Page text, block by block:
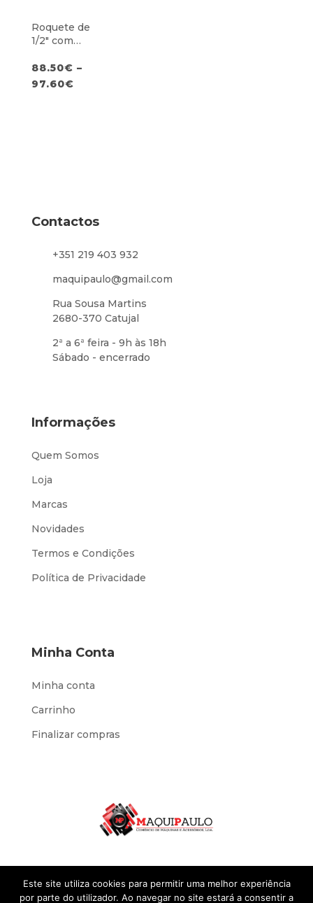
Roquete de
1/2″ com
Articulada de
285/460mm
88.50€ –
97.60€
Contactos
+351 219 403 932
maquipaulo@gmail.com
Rua Sousa Martins
2680-370 Catujal
2ª a 6ª feira - 9h às 18h
Sábado - encerrado
Informações
Quem Somos
Loja
Marcas
Novidades
Termos e Condições
Política de Privacidade
Minha Conta
Minha conta
Carrinho
Finalizar compras
Este site utiliza cookies para permitir uma melhor experiência
por parte do utilizador. Ao navegar no site estará a consentir a